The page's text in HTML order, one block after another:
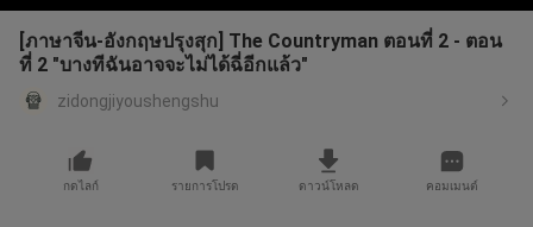
[ภาษาจีน-อังกฤษปรุงสุก] The Countryman ตอนที่ 2 - ตอน
ที่ 2 "บางทีฉันอาจจะไม่ได้ฉี่อีกแล้ว"
zidongjiyoushengshu
กดไลก์ รายการโปรด ดาวน์โหลด คอมเมนต์